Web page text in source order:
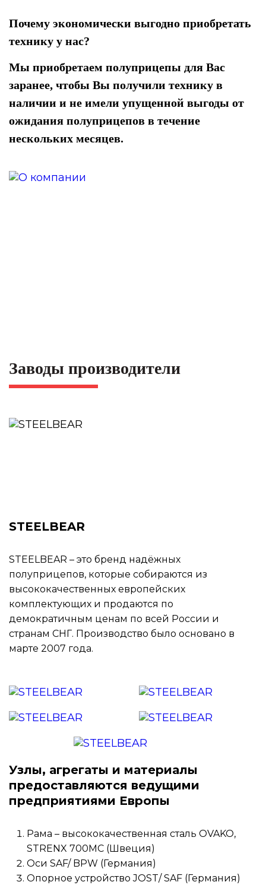
Почему экономически выгодно приобретать
технику у нас?
Мы приобретаем полуприцепы для Вас
заранее, чтобы Вы получили технику в
наличии и не имели упущенной выгоды от
ожидания полуприцепов в течение
нескольких месяцев.
Заводы производители
STEELBEAR
STEELBEAR – это бренд надёжных
полуприцепов, которые собираются из
высококачественных европейских
комплектующих и продаются по
демократичным ценам по всей России и
странам СНГ. Производство было основано в
марте 2007 года.
Узлы, агрегаты и материалы
предоставляются ведущими
предприятиями Европы
Рама – высококачественная сталь OVAKO,
STRENX 700MC (Швеция)
Оси SAF/ BPW (Германия)
Опорное устройство JOST/ SAF (Германия)